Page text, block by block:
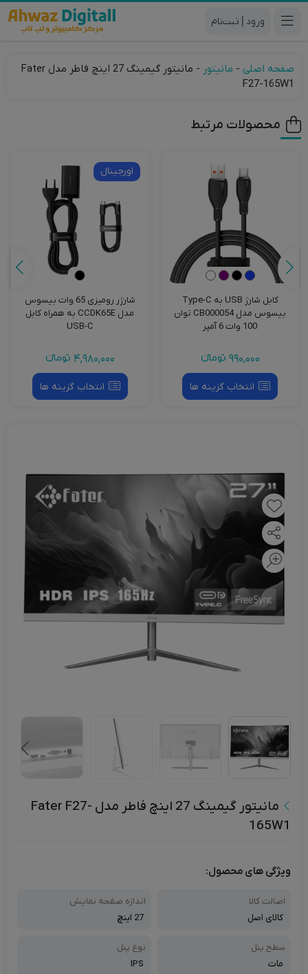
|
صفحه اصلی - مانیتور -
مانیتور گیمینگ 27 اینچ فاطر مدل Fater
F27-165W1
محصولات مرتبط
شارژر رومیزی 65 وات بیسوس
مدل CCDK65E به همراه کابل
USB-C
4,980,000 تومانءء
انتخاب گزینه ها
اسپیکر بلوتوثی قابل حمل
شیائومی مدل XMYX04WM
3,550,000 تومانءء
انتخاب گزینه ها
مانیتور گیمینگ 27 اینچ فاطر مدل Fater F27-
165W1
ویژگی های محصول:
اصالت کالا
کالای اصل
اندازه صفحه نمایش
27 اینچ
سطح پنل
مات
نوع پنل
IPS